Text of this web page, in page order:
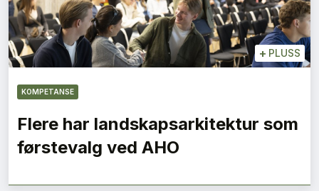
+ PLUSS
KOMPETANSE
Flere har landskapsarkitektur som
førstevalg ved AHO